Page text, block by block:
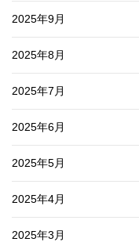
2025年9月
2025年8月
2025年7月
2025年6月
2025年5月
2025年4月
2025年3月